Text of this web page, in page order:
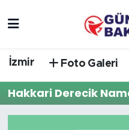
İzmir Foto Galeri
Hakkari Derecik
DÜNYA
Trafik Durumu